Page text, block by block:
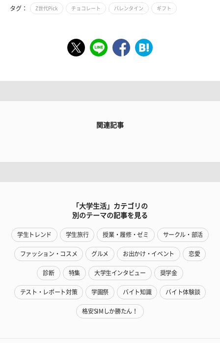
タグ： Z世代Pick チョコレート バレンタイン ギフト
関連記事
「大学生活」カテゴリの
別のテーマの記事を見る
学生トレンド 学生旅行 授業・履修・ゼミ サークル・部活
ファッション・コスメ グルメ お出かけ・イベント 恋愛
診断 特集 大学生インタビュー 奨学金
テスト・レポート対策 学園祭 バイト知識 バイト体験談
格安SIMしか勝たん！